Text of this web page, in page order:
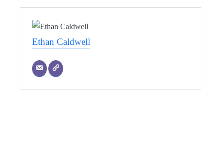
Ethan Caldwell